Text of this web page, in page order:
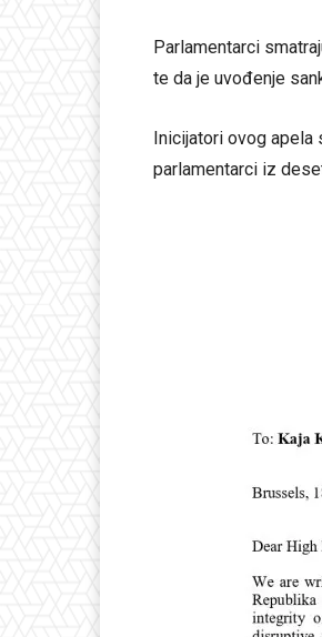
Parlamentarci
te da je uvođenje
Inicijatori ovog
parlamentarci iz